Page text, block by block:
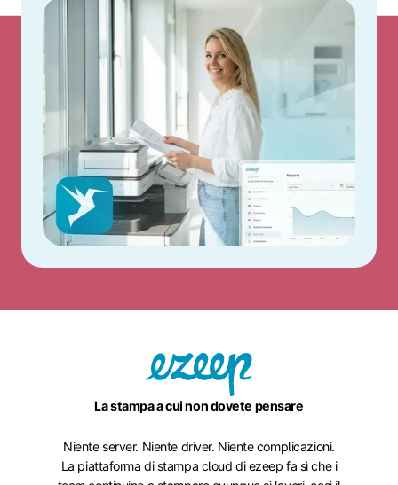
La stampa a cui non dovete pensare
Niente server. Niente driver. Niente complicazioni.
La piattaforma di stampa cloud di ezeep fa sì che i